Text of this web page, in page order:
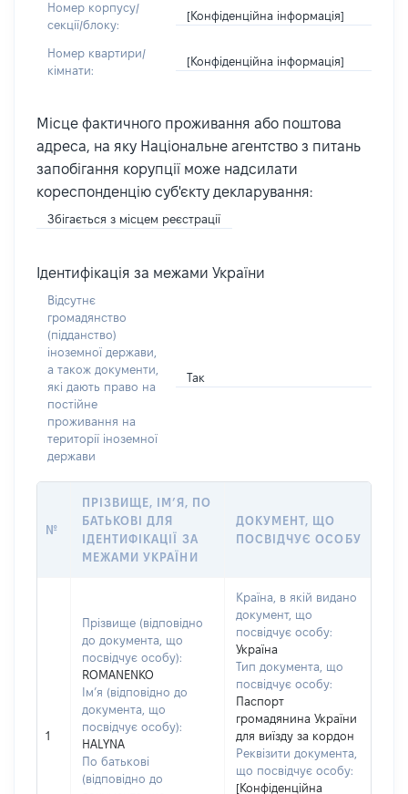
Номер корпусу/
секції/блоку:
[Конфіденційна інформація]
Номер квартири/
кімнати:
[Конфіденційна інформація]
Місце фактичного проживання або поштова
адреса, на яку Національне агентство з питань
запобігання корупції може надсилати
кореспонденцію суб'єкту декларування:
Збігається з місцем реєстрації
Ідентифікація за межами України
Відсутнє
громадянство
(підданство)
іноземної держави,
а також документи,
які дають право на
постійне
проживання на
території іноземної
держави
Так
№
ПРІЗВИЩЕ, ІМ’Я, ПО
БАТЬКОВІ ДЛЯ
ІДЕНТИФІКАЦІЇ ЗА
МЕЖАМИ УКРАЇНИ
ДОКУМЕНТ, ЩО
ПОСВІДЧУЄ ОСОБУ
1
Прізвище (відповідно
до документа, що
посвідчує особу):
ROMANENKO
Ім’я (відповідно до
документа, що
посвідчує особу):
HALYNA
По батькові
(відповідно до
Країна, в якій видано
документ, що
посвідчує особу:
Україна
Тип документа, що
посвідчує особу:
Паспорт
громадянина України
для виїзду за кордон
Реквізити документа,
що посвідчує особу:
[Конфіденційна